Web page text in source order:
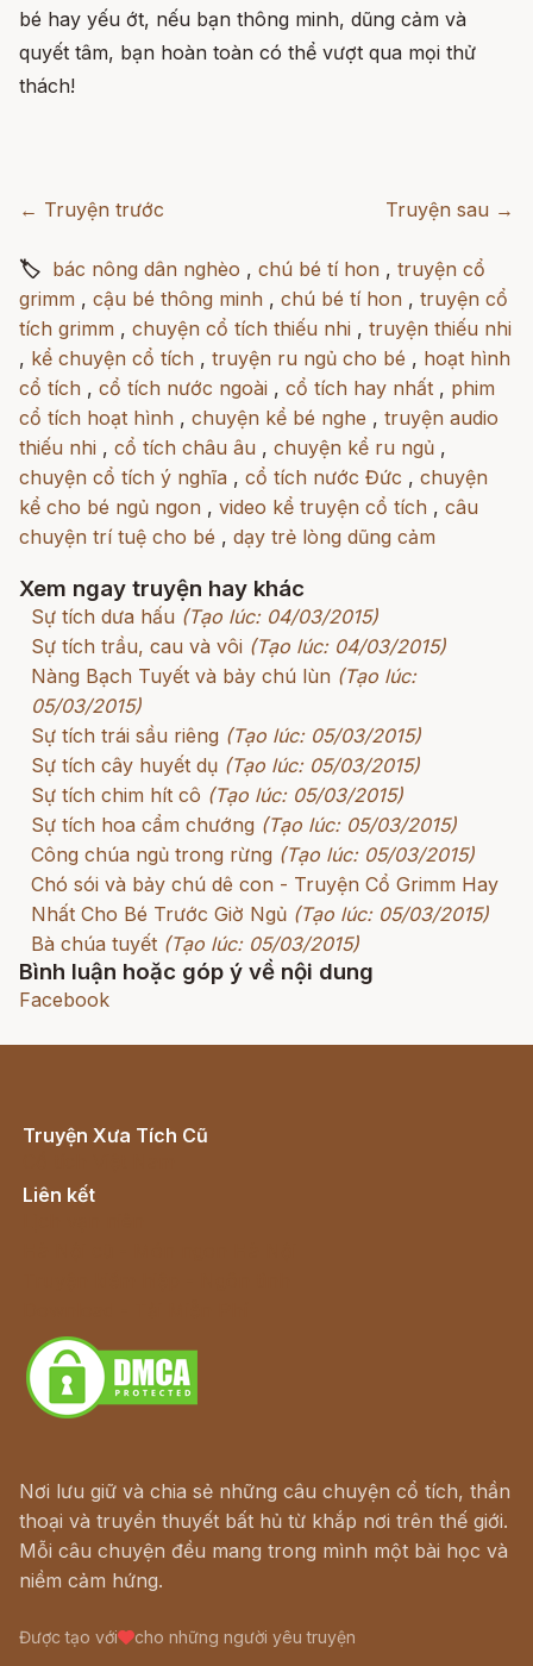
bé hay yếu ớt, nếu bạn thông minh, dũng cảm và
quyết tâm, bạn hoàn toàn có thể vượt qua mọi thử
thách!
← Truyện trước Truyện sau →
🏷 bác nông dân nghèo , chú bé tí hon , truyện cổ
grimm , cậu bé thông minh , chú bé tí hon , truyện cổ
tích grimm , chuyện cổ tích thiếu nhi , truyện thiếu nhi
, kể chuyện cổ tích , truyện ru ngủ cho bé , hoạt hình
cổ tích , cổ tích nước ngoài , cổ tích hay nhất , phim
cổ tích hoạt hình , chuyện kể bé nghe , truyện audio
thiếu nhi , cổ tích châu âu , chuyện kể ru ngủ ,
chuyện cổ tích ý nghĩa , cổ tích nước Đức , chuyện
kể cho bé ngủ ngon , video kể truyện cổ tích , câu
chuyện trí tuệ cho bé , dạy trẻ lòng dũng cảm
Xem ngay truyện hay khác
Sự tích dưa hấu (Tạo lúc: 04/03/2015)
Sự tích trầu, cau và vôi (Tạo lúc: 04/03/2015)
Nàng Bạch Tuyết và bảy chú lùn (Tạo lúc:
05/03/2015)
Sự tích trái sầu riêng (Tạo lúc: 05/03/2015)
Sự tích cây huyết dụ (Tạo lúc: 05/03/2015)
Sự tích chim hít cô (Tạo lúc: 05/03/2015)
Sự tích hoa cẩm chướng (Tạo lúc: 05/03/2015)
Công chúa ngủ trong rừng (Tạo lúc: 05/03/2015)
Chó sói và bảy chú dê con - Truyện Cổ Grimm Hay
Nhất Cho Bé Trước Giờ Ngủ (Tạo lúc: 05/03/2015)
Bà chúa tuyết (Tạo lúc: 05/03/2015)
Bình luận hoặc góp ý về nội dung
Facebook
Truyện Xưa Tích Cũ
Liên kết
Nơi lưu giữ và chia sẻ những câu chuyện cổ tích, thần
thoại và truyền thuyết bất hủ từ khắp nơi trên thế giới.
Mỗi câu chuyện đều mang trong mình một bài học và
niềm cảm hứng.
Được tạo với cho những người yêu truyện